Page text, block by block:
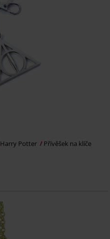
Harry Potter Přívěšek na klíče